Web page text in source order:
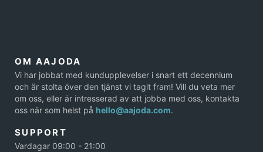
OM AAJODA
Vi har jobbat med kundupplevelser i snart ett decennium
och är stolta över den tjänst vi tagit fram! Vill du veta mer
om oss, eller är intresserad av att jobba med oss, kontakta
oss när som helst på hello@aajoda.com.
SUPPORT
Vardagar 09:00 - 21:00